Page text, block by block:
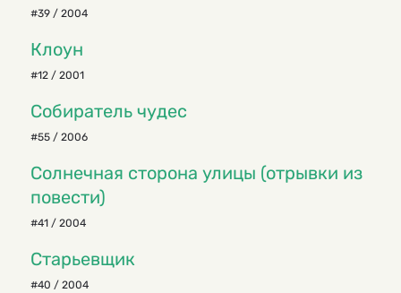
#39 / 2004
Клоун
#12 / 2001
Собиратель чудес
#55 / 2006
Солнечная сторона улицы (отрывки из
повести)
#41 / 2004
Старьевщик
#40 / 2004